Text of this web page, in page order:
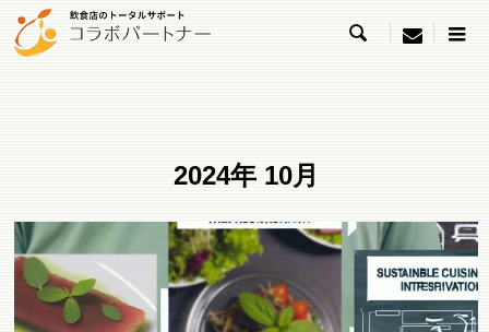
 menu
2024年 10月